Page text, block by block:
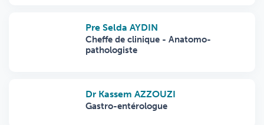
Pre Selda AYDIN
Cheffe de clinique - Anatomo-
pathologiste
Dr Kassem AZZOUZI
Gastro-entérologue